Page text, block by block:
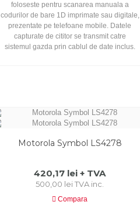
foloseste pentru scanarea manuala a
codurilor de bare 1D imprimate sau digitale,
prezentate pe telefoane mobile. Datele
capturate de cititor se transmit catre
sistemul gazda prin cablul de date inclus.
Motorola Symbol LS4278
420,17 lei + TVA
500,00 lei TVA inc.
Compara